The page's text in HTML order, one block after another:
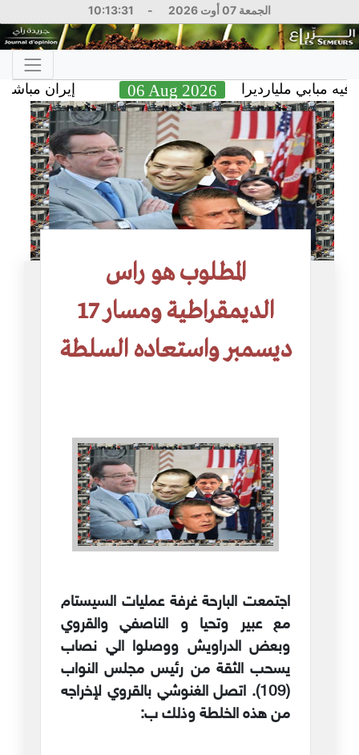
الجمعة 07 أوت 2026 -
10:13:32
إيران مباشر.. 06 Aug 2026 مليارديرا
المطلوب هو راس
الديمقراطية ومسار 17
ديسمبر واستعاده السلطة
اجتمعت البارحة غرفة عمليات السيستام
مع عبير وتحيا و الناصفي والقروي
وبعض الدراويش ووصلوا الي نصاب
يسحب الثقة من رئيس مجلس النواب
(109). اتصل الغنوشي بالقروي لإخراجه
من هذه الخلطة وذلك ب: